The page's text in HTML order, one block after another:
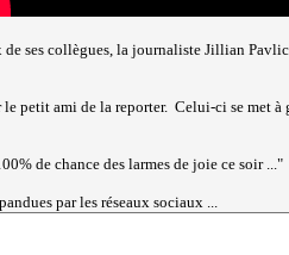
ses collègues, la journaliste Jillian
petit ami de la reporter. Celui-ci se
de chance des larmes de joie ce soir ..."
par les réseaux sociaux ...